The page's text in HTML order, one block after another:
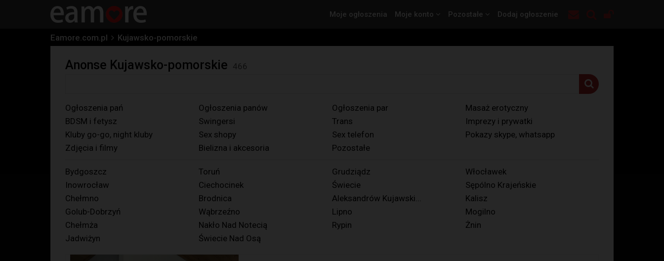
Moje ogłoszenia Moje konto Pozostałe Dodaj ogłoszenie
Eamore.com.pl Kujawsko-pomorskie
Anonse Kujawsko-pomorskie 466
Ogłoszenia pań Ogłoszenia panów Ogłoszenia par
Masaż erotyczny
BDSM i fetysz
Swingersi Trans
Imprezy i prywatki
Kluby go-go, night kluby
Sex shopy Sex telefon
Pokazy skype, whatsapp
Zdjęcia i filmy
Bielizna i akcesoria Pozostałe
Bydgoszcz Toruń Grudziądz
Włocławek
Inowrocław
Ciechocinek Świecie
Sępólno Krajeńskie
Chełmno
Brodnica Aleksandrów Kujawski...
Kalisz
Golub-Dobrzyń
Wąbrzeźno Lipno
Mogilno
Chełmża
Nakło Nad Notecią Rypin
Żnin
Jadwiżyn
Świecie Nad Osą